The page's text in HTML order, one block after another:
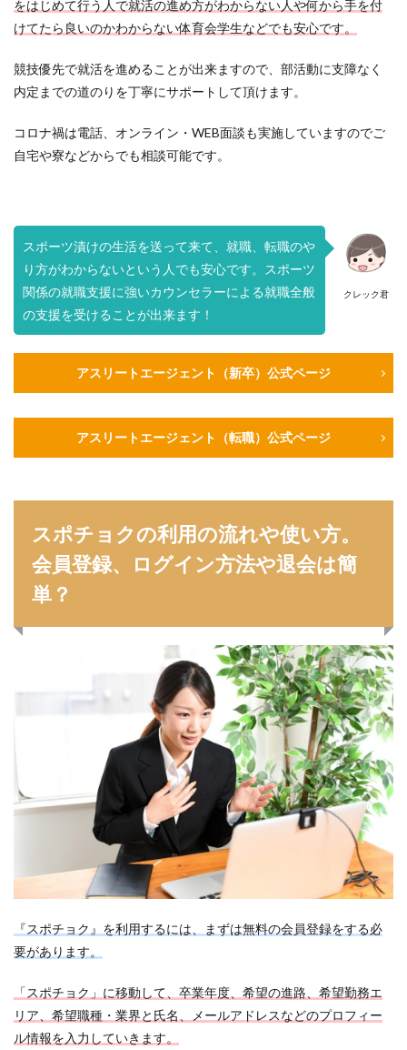
をはじめて行う人で就活の進め方がわからない人や何から手を付
けてたら良いのかわからない体育会学生などでも安心です。
競技優先で就活を進めることが出来ますので、部活動に支障なく
内定までの道のりを丁寧にサポートして頂けます。
コロナ禍は電話、オンライン・WEB面談も実施していますのでご
自宅や寮などからでも相談可能です。
クレック君
スポーツ漬けの生活を送って来て、就職、転職のや
り方がわからないという人でも安心です。スポーツ
関係の就職支援に強いカウンセラーによる就職全般
の支援を受けることが出来ます！
アスリートエージェント（新卒）公式ページ
アスリートエージェント（転職）公式ページ
スポチョクの利用の流れや使い方。
会員登録、ログイン方法や退会は簡
単？
『スポチョク』を利用するには、まずは無料の会員登録をする必
要があります。
「スポチョク」に移動して、卒業年度、希望の進路、希望勤務エ
リア、希望職種・業界と氏名、メールアドレスなどのプロフィー
ル情報を入力していきます。